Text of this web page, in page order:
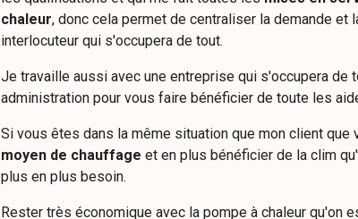
chaleur, donc cela permet de centraliser la demande et
interlocuteur qui s'occupera de tout.
Je travaille aussi avec une entreprise qui s'occupera de
administration pour vous faire bénéficier de toute les
Si vous êtes dans la même situation que mon client que
moyen de chauffage et en plus bénéficier de la clim
plus en plus besoin.
Rester très économique avec la pompe à chaleur qu'on